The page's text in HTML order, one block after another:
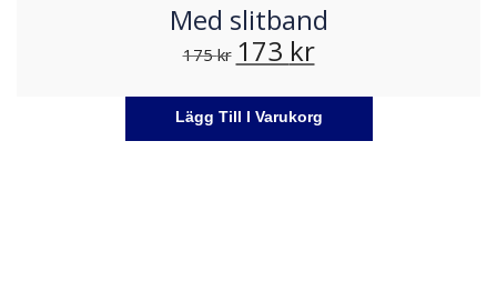
Med slitband
175kr 173 kr
Lägg Till I Varukorg